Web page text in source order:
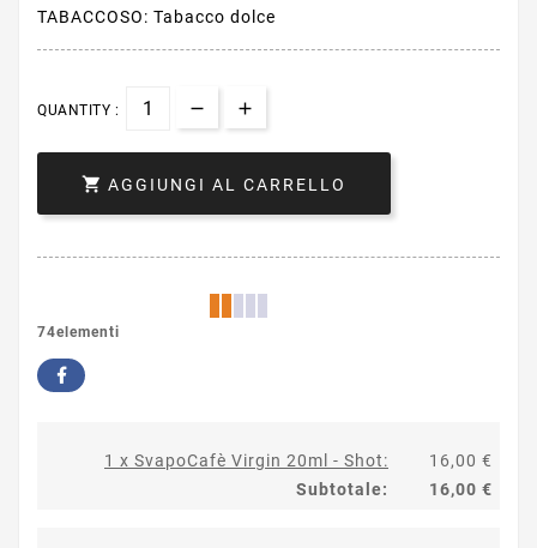
TABACCOSO: Tabacco dolce
QUANTITY :
 AGGIUNGI AL CARRELLO
74elementi
1 x SvapoCafè Virgin 20ml - Shot:
16,00 €
Subtotale:
16,00 €